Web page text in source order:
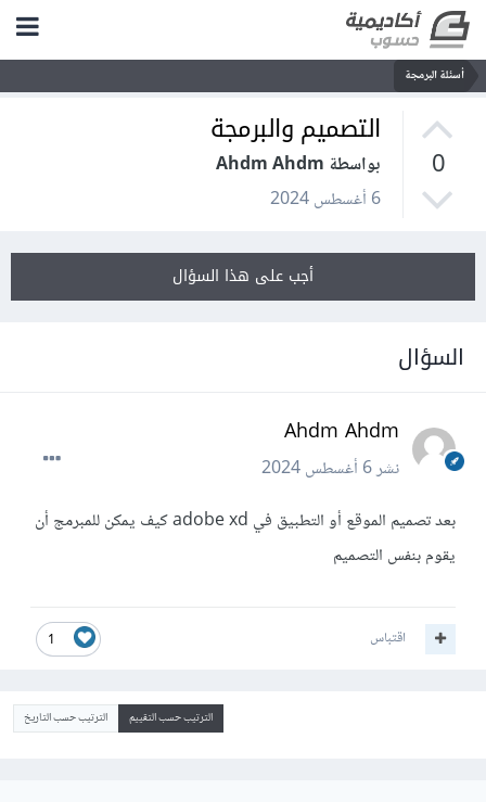
أسئلة البرمجة
0
التصميم والبرمجة
بواسطة Ahdm Ahdm
6 أغسطس 2024
أجب على هذا السؤال
السؤال
Ahdm Ahdm
نشر6 أغسطس 2024
بعد تصميم الموقع أو التطبيق في adobe xd كيف يمكن للمبرمج أن
يقوم بنفس التصميم
1 اقتباس
الترتيب حسب التقييم الترتيب حسب التاريخ